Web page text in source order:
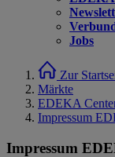
Jobs
Zur
Märkte
EDEKA
Impressum
Impressum